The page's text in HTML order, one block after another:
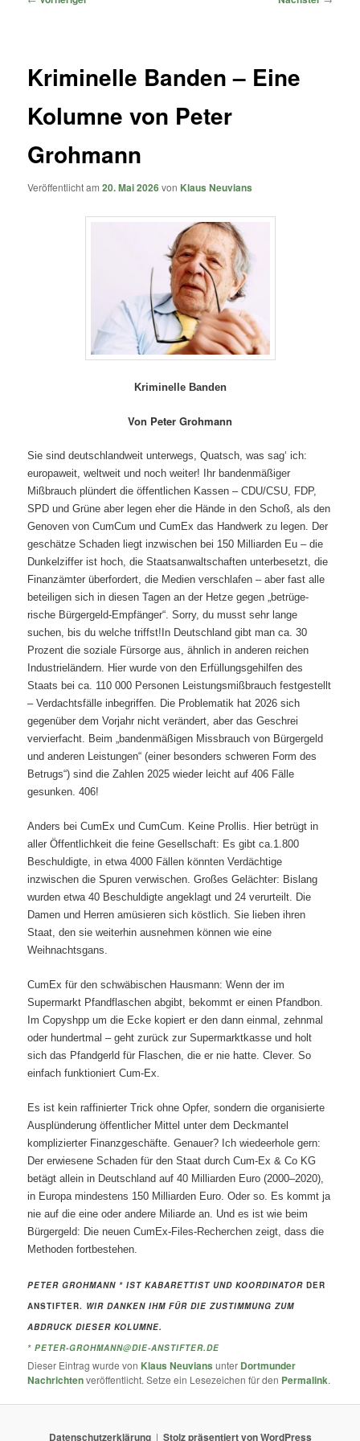
Kriminelle Banden – Eine
Kolumne von Peter
Grohmann
Veröffentlicht am20. Mai 2026von Klaus Neuvians
Kriminelle Banden
Von Peter Grohmann
Sie sind deutschlandweit unterwegs, Quatsch, was sag‘ ich:
europaweit, weltweit und noch weiter! Ihr bandenmäßiger
Mißbrauch plündert die öffentlichen Kassen – CDU/CSU, FDP,
SPD und Grüne aber legen eher die Hände in den Schoß, als den
Genoven von CumCum und CumEx das Handwerk zu legen. Der
geschätze Schaden liegt inzwischen bei 150 Milliarden Eu – die
Dunkelziffer ist hoch, die Staatsanwaltschaften unterbesetzt, die
Finanzämter überfordert, die Medien verschlafen – aber fast alle
beteiligen sich in diesen Tagen an der Hetze gegen „betrüge-
rische Bürgergeld-Empfänger“. Sorry, du musst sehr lange
suchen, bis du welche triffst! In Deutschland gibt man ca. 30
Prozent die soziale Fürsorge aus, ähnlich in anderen reichen
Industrieländern. Hier wurde von den Erfüllungsgehilfen des
Staats bei ca. 110 000 Personen Leistungsmißbrauch festgestellt
– Verdachtsfälle inbegriffen. Die Problematik hat 2026 sich
gegenüber dem Vorjahr nicht verändert, aber das Geschrei
vervierfacht. Beim „bandenmäßigen Missbrauch von Bürgergeld
und anderen Leistungen“ (einer besonders schweren Form des
Betrugs“) sind die Zahlen 2025 wieder leicht auf 406 Fälle
gesunken. 406!
Anders bei CumEx und CumCum. Keine Prollis. Hier betrügt in
allerÖffentlichkeit die feine Gesellschaft: Es gibt ca.1.800
Beschuldigte, in etwa 4000 Fällen könnten Verdächtige
inzwischen die Spuren verwischen. Großes Gelächter: Bislang
wurden etwa 40 Beschuldigte angeklagt und 24 verurteilt. Die
Damen und Herren amüsieren sich köstlich. Sie lieben ihren
Staat, den sie weiterhin ausnehmen können wie eine
Weihnachtsgans.
CumEx für den schwäbischen Hausmann: Wenn der im
Supermarkt Pfandflaschen abgibt, bekommt er einen Pfandbon.
Im Copyshpp um die Ecke kopiert er den dann einmal, zehnmal
oder hundertmal – geht zurück zur Supermarktkasse und holt
sich das Pfandgerld für Flaschen, die er nie hatte. Clever. So
einfach funktioniert Cum-Ex.
Es ist kein raffinierter Trick ohne Opfer, sondern die organisierte
Ausplünderung öffentlicher Mittel unter dem Deckmantel
komplizierter Finanzgeschäfte. Genauer? Ich wiedeerhole gern:
Der erwiesene Schaden für den Staat durch Cum-Ex & Co KG
betägt allein in Deutschland auf 40 Milliarden Euro (2000–2020),
in Europa mindestens 150 Milliarden Euro. Oder so. Es kommt ja
nie auf die eine oder andere Miliarde an. Und es ist wie beim
Bürgergeld: Die neuen CumEx-Files-Recherchen zeigt, dass die
Methoden fortbestehen.
PETER GROHMANN * IST KABARETTIST UND KOORDINATORDER
ANSTIFTER. WIR DANKEN IHM FÜR DIE ZUSTIMMUNG ZUM
ABDRUCK DIESER KOLUMNE.
* PETER-GROHMANN@DIE-ANSTIFTER.DE
Dieser Eintrag wurde von Klaus Neuvians unter Dortmunder
Nachrichtenveröffentlicht. Setze ein Lesezeichen für den Permalink.
Datenschutzerklärung Stolz präsentiert von WordPress